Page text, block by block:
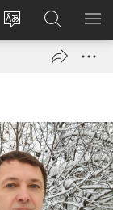
Промени
Пријава
(отвара
Претрага
сајта
JW.ORG